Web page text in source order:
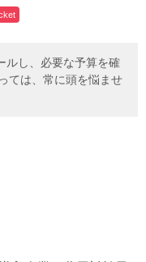
ルし、必要な予算を確
ては、常に頭を悩ませ